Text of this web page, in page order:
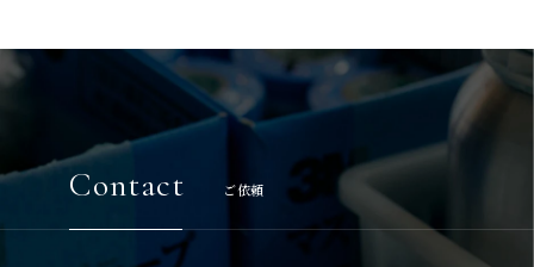
Contact ご依頼